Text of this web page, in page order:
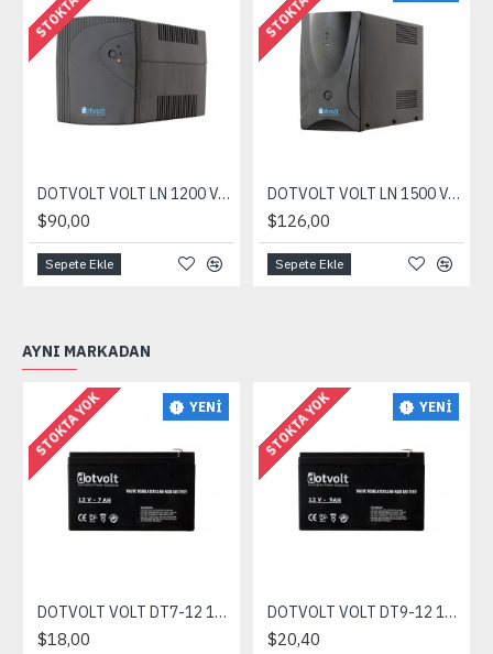
DOTVOLT VOLT LN 1200 VA 2x7AH 5-15dk UPS
$90,00
Sepete Ekle
DOTVOLT VOLT LN 1500 VA 2x9AH 5-15dk UPS
$126,00
Sepete Ekle
AYNI MARKADAN
YENI
STOKTA YOK
DOTVOLT VOLT DT7-12 12V 7AH UPS AKÜSÜ
$18,00
YENI
STOKTA YOK
DOTVOLT VOLT DT9-12 12V 9AH UPS AKÜSÜ
$20,40